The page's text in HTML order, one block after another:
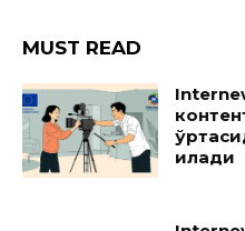
MUST READ
қилади